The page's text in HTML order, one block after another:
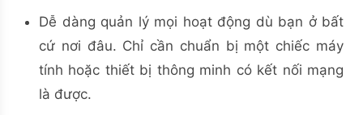
Dễ dàng quản lý mọi hoạt động dù bạn ở bất
cứ nơi đâu. Chỉ cần chuẩn bị một chiếc máy
tính hoặc thiết bị thông minh có kết nối mạng
là được.